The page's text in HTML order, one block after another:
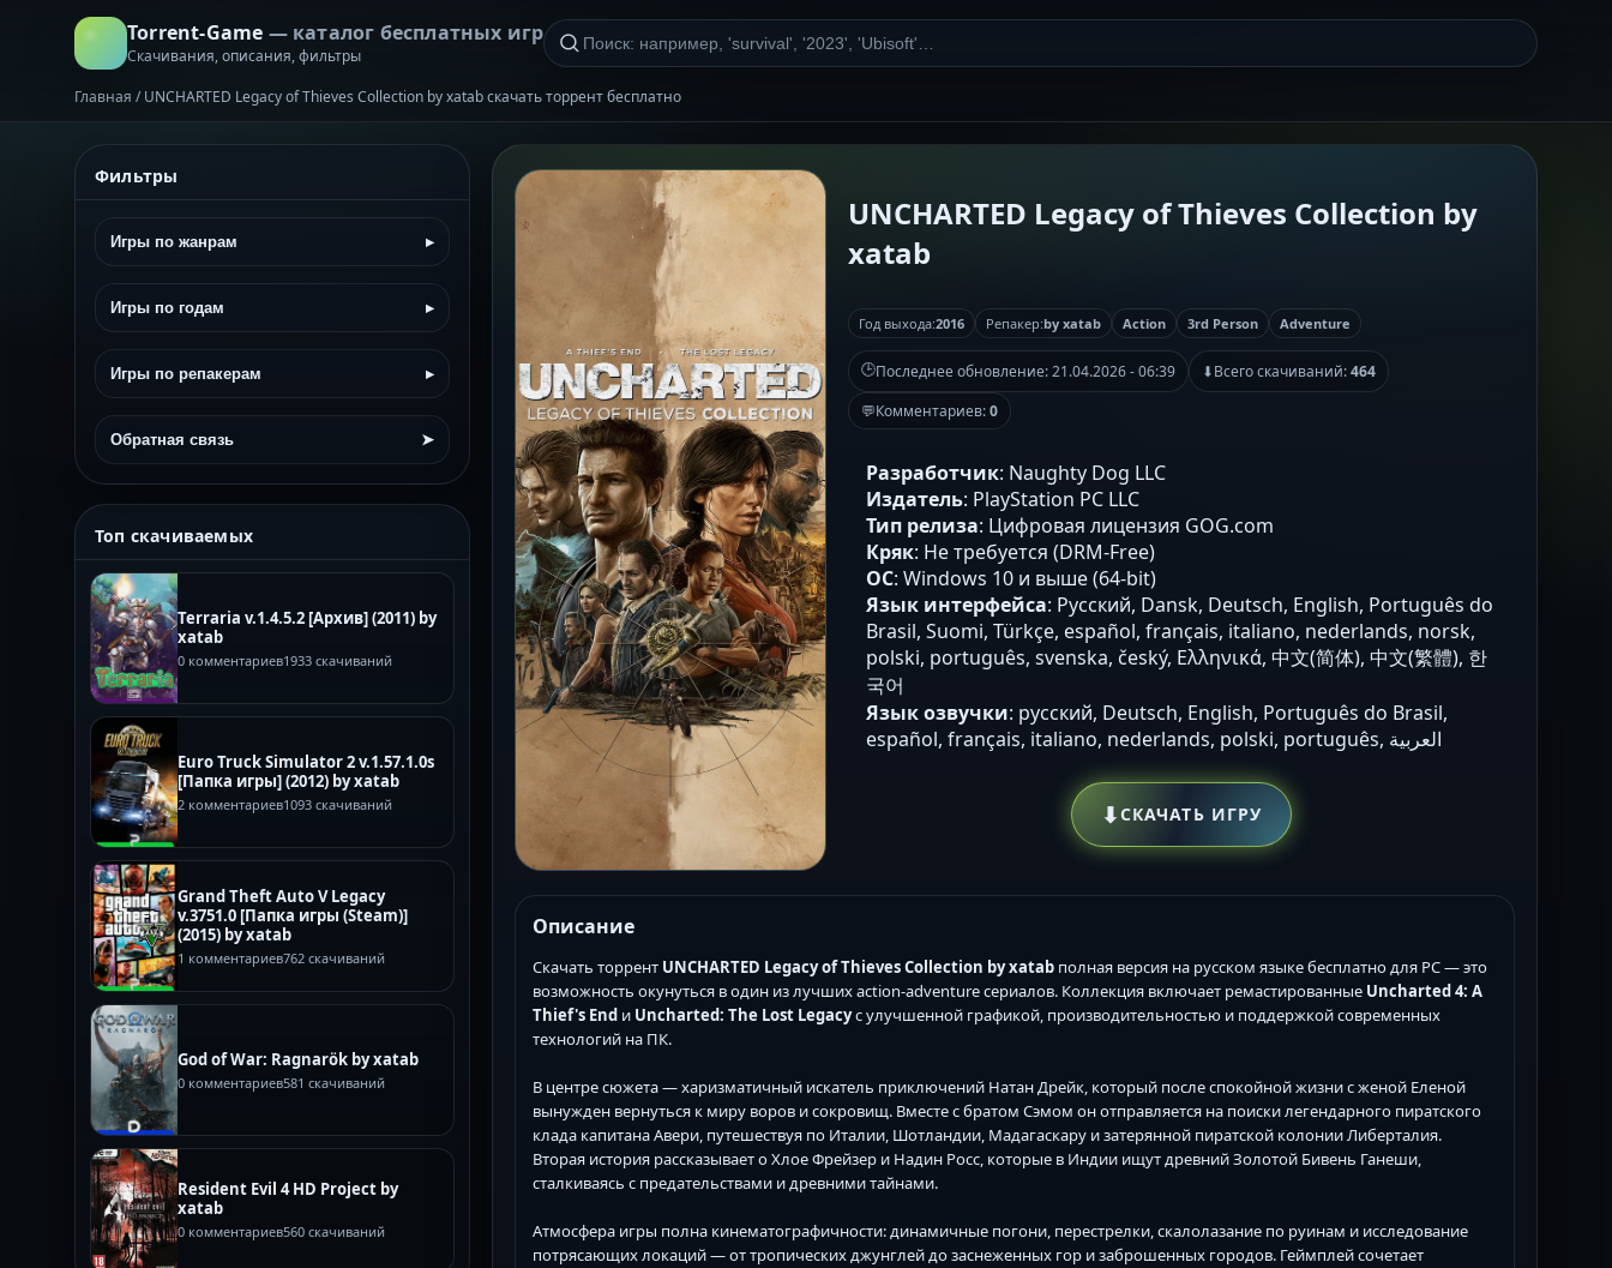
Torrent-Game — каталог бесплатных игр
Скачивания, описания, фильтры
Главная / UNCHARTED Legacy of Thieves Collection by xatab скачать торрент бесплатно
Фильтры
Игры по жанрам ▸
Игры по годам ▸
Игры по репакерам ▸
Обратная связь ➤
Топ скачиваемых
Terraria v.1.4.5.2 [Архив] (2011) by
xatab
0 комментариев1933 скачиваний
Euro Truck Simulator 2 v.1.57.1.0s
[Папка игры] (2012) by xatab
2 комментариев1093 скачиваний
Grand Theft Auto V Legacy
v.3751.0 [Папка игры (Steam)]
(2015) by xatab
1 комментариев762 скачиваний
God of War: Ragnarök by xatab
0 комментариев581 скачиваний
Resident Evil 4 HD Project by
xatab
0 комментариев560 скачиваний
UNCHARTED Legacy of Thieves Collection by
xatab
Год выхода:2016 Репакер:by xatab Action 3rd Person Adventure
🕒Последнее обновление:21.04.2026 - 06:39 ⬇Всего скачиваний:464
💬Комментариев:0
Разработчик: Naughty Dog LLC
Издатель: PlayStation PC LLC
Тип релиза: Цифровая лицензия GOG.com
Кряк: Не требуется (DRM-Free)
ОС: Windows 10 и выше (64-bit)
Язык интерфейса: Русский, Dansk, Deutsch, English, Português do
Brasil, Suomi, Türkçe, español, français, italiano, nederlands, norsk,
polski, português, svenska, český, Ελληνικά, 中文(简体), 中文(繁體), 한
국어
Язык озвучки: русский, Deutsch, English, Português do Brasil,
español, français, italiano, nederlands, polski, português, العربية
⬇СКАЧАТЬ ИГРУ
Описание
Скачать торрент UNCHARTED Legacy of Thieves Collection by xatab полная версия на русском языке бесплатно для PC — это
возможность окунуться в один из лучших action-adventure сериалов. Коллекция включает ремастированные Uncharted 4: A
Thief's End и Uncharted: The Lost Legacyс улучшенной графикой, производительностью и поддержкой современных
технологий на ПК.
В центре сюжета — харизматичный искатель приключений Натан Дрейк, который после спокойной жизни с женой Еленой
вынужден вернуться к миру воров и сокровищ. Вместе с братом Сэмом он отправляется на поиски легендарного пиратского
клада капитана Авери, путешествуя по Италии, Шотландии, Мадагаскару и затерянной пиратской колонии Либерталия.
Вторая история рассказывает о Хлое Фрейзер и Надин Росс, которые в Индии ищут древний Золотой Бивень Ганеши,
сталкиваясь с предательствами и древними тайнами.
Атмосфера игры полна кинематографичности: динамичные погони, перестрелки, скалолазание по руинам и исследование
потрясающих локаций — от тропических джунглей до заснеженных гор и заброшенных городов. Геймплей сочетает